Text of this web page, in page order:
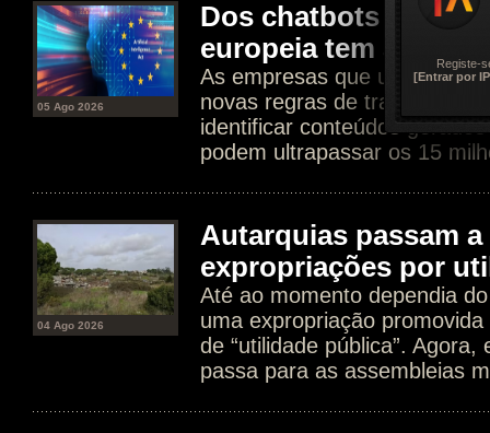
05 Ago 2026
Dos chatbots aos
europeia tem agora
As empresas que usam IA
novas regras de
identificar conteúdos
podem ultrapassar os 15
04 Ago 2026
Autarquias passam
expropriações por
Até ao momento dependia
uma expropriação
de “utilidade pública”. Agora,
passa para as assembleias
Registe-
[Entrar por